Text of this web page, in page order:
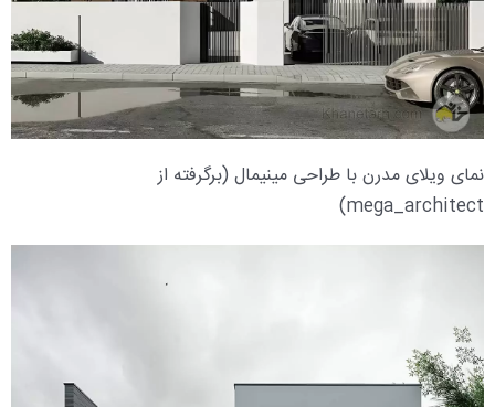
نمای ویلای مدرن با طراحی مینیمال (برگرفته از
mega_architect)